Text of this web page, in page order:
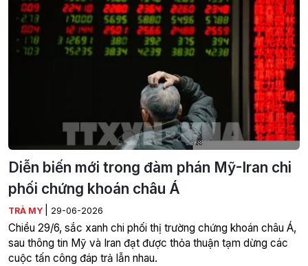
Diễn biến mới trong đàm phán Mỹ-Iran chi
phối chứng khoán châu Á
TRÀ MY 29-06-2026
Chiều 29/6, sắc xanh chi phối thị trường chứng khoán châu Á,
sau thông tin Mỹ và Iran đạt được thỏa thuận tạm dừng các
cuộc tấn công đáp trả lẫn nhau.